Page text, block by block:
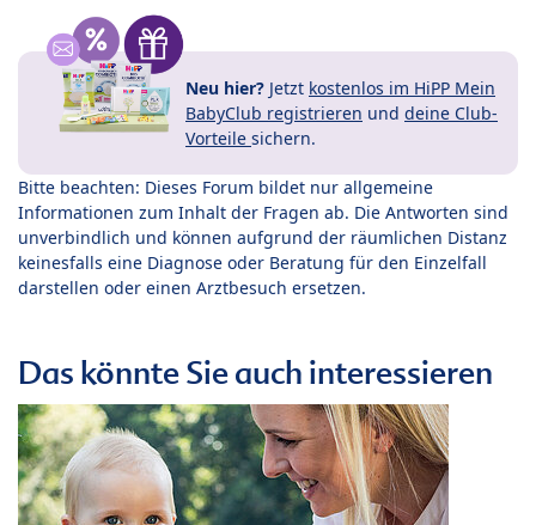
Neu hier? Jetzt kostenlos im HiPP Mein
BabyClub registrieren und deine Club-
Vorteile sichern.
Bitte beachten: Dieses Forum bildet nur allgemeine
Informationen zum Inhalt der Fragen ab. Die Antworten sind
unverbindlich und können aufgrund der räumlichen Distanz
keinesfalls eine Diagnose oder Beratung für den Einzelfall
darstellen oder einen Arztbesuch ersetzen.
Das könnte Sie auch interessieren